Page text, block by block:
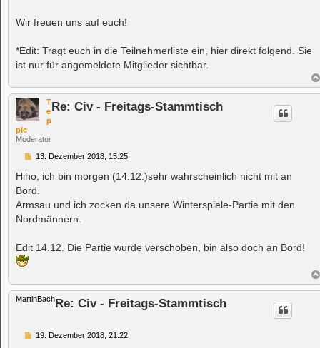
Wir freuen uns auf euch!
*Edit: Tragt euch in die Teilnehmerliste ein, hier direkt folgend. Sie
ist nur für angemeldete Mitglieder sichtbar.
T
e
p
pic
Moderator
Re: Civ - Freitags-Stammtisch
B
i
r
a
g
13. Dezember 2018, 15:25
Hiho, ich bin morgen (14.12.)sehr wahrscheinlich nicht mit an
Bord.
Armsau und ich zocken da unsere Winterspiele-Partie mit den
Nordmännern.
Edit 14.12. Die Partie wurde verschoben, bin also doch an Bord!
MartinBachRe: Civ - Freitags-Stammtisch
B19. Dezember 2018, 21:22